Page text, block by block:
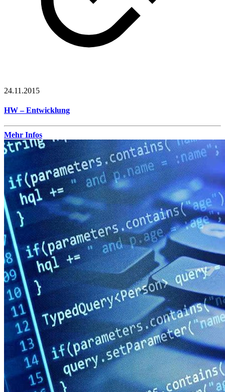
24.11.2015
HW – Entwicklung
Mehr Infos